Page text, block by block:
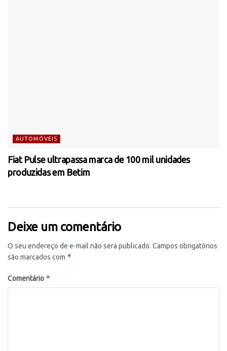
AUTOMÓVEIS
Fiat Pulse ultrapassa marca de 100 mil unidades
produzidas em Betim
Deixe um comentário
O seu endereço de e-mail não será publicado. Campos obrigatórios
são marcados com *
Comentário *